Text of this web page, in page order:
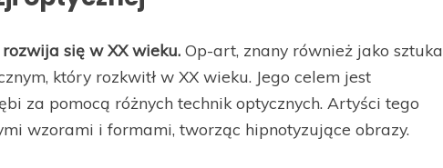
się w XX wieku. Op-art, znany również jako sztuka
który rozkwitł w XX wieku. Jego celem jest
za pomocą różnych technik optycznych. Artyści tego
wzorami i formami, tworząc hipnotyzujące obrazy.